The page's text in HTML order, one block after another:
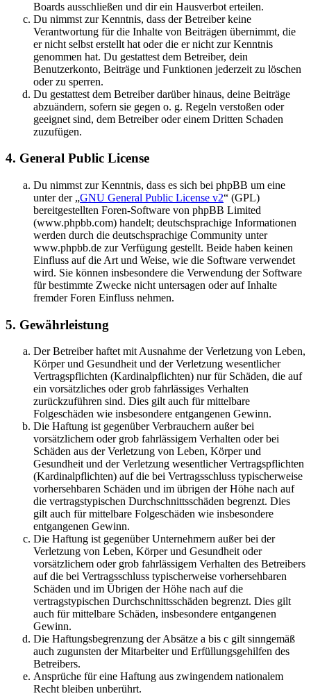
Boards ausschließen und dir ein Hausverbot erteilen.
Du nimmst zur Kenntnis, dass der Betreiber keine
Verantwortung für die Inhalte von Beiträgen übernimmt, die
er nicht selbst erstellt hat oder die er nicht zur Kenntnis
genommen hat. Du gestattest dem Betreiber, dein
Benutzerkonto, Beiträge und Funktionen jederzeit zu löschen
oder zu sperren.
Du gestattest dem Betreiber darüber hinaus, deine Beiträge
abzuändern, sofern sie gegen o. g. Regeln verstoßen oder
geeignet sind, dem Betreiber oder einem Dritten Schaden
zuzufügen.
4. General Public License
Du nimmst zur Kenntnis, dass es sich bei phpBB um eine
unter der „GNU General Public License v2“ (GPL)
bereitgestellten Foren-Software von phpBB Limited
(www.phpbb.com) handelt; deutschsprachige Informationen
werden durch die deutschsprachige Community unter
www.phpbb.de zur Verfügung gestellt. Beide haben keinen
Einfluss auf die Art und Weise, wie die Software verwendet
wird. Sie können insbesondere die Verwendung der Software
für bestimmte Zwecke nicht untersagen oder auf Inhalte
fremder Foren Einfluss nehmen.
5. Gewährleistung
Der Betreiber haftet mit Ausnahme der Verletzung von Leben,
Körper und Gesundheit und der Verletzung wesentlicher
Vertragspflichten (Kardinalpflichten) nur für Schäden, die auf
ein vorsätzliches oder grob fahrlässiges Verhalten
zurückzuführen sind. Dies gilt auch für mittelbare
Folgeschäden wie insbesondere entgangenen Gewinn.
Die Haftung ist gegenüber Verbrauchern außer bei
vorsätzlichem oder grob fahrlässigem Verhalten oder bei
Schäden aus der Verletzung von Leben, Körper und
Gesundheit und der Verletzung wesentlicher Vertragspflichten
(Kardinalpflichten) auf die bei Vertragsschluss typischerweise
vorhersehbaren Schäden und im übrigen der Höhe nach auf
die vertragstypischen Durchschnittsschäden begrenzt. Dies
gilt auch für mittelbare Folgeschäden wie insbesondere
entgangenen Gewinn.
Die Haftung ist gegenüber Unternehmern außer bei der
Verletzung von Leben, Körper und Gesundheit oder
vorsätzlichem oder grob fahrlässigem Verhalten des Betreibers
auf die bei Vertragsschluss typischerweise vorhersehbaren
Schäden und im Übrigen der Höhe nach auf die
vertragstypischen Durchschnittsschäden begrenzt. Dies gilt
auch für mittelbare Schäden, insbesondere entgangenen
Gewinn.
Die Haftungsbegrenzung der Absätze a bis c gilt sinngemäß
auch zugunsten der Mitarbeiter und Erfüllungsgehilfen des
Betreibers.
Ansprüche für eine Haftung aus zwingendem nationalem
Recht bleiben unberührt.